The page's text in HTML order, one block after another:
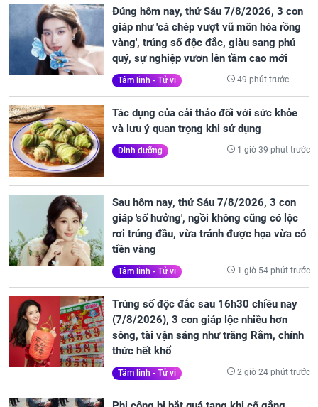
Đúng hôm nay, thứ Sáu 7/8/2026, 3 con
giáp như 'cá chép vượt vũ môn hóa rồng
vàng', trúng số độc đắc, giàu sang phú
quý, sự nghiệp vươn lên tầm cao mới
Tâm linh - Tử vi 49 phút trước
Tác dụng của cải thảo đối với sức khỏe
và lưu ý quan trọng khi sử dụng
Dinh dưỡng 1 giờ 39 phút trước
Sau hôm nay, thứ Sáu 7/8/2026, 3 con
giáp 'số hưởng', ngồi không cũng có lộc
rơi trúng đầu, vừa tránh được họa vừa có
tiền vàng
Tâm linh - Tử vi 1 giờ 54 phút trước
Trúng số độc đắc sau 16h30 chiều nay
(7/8/2026), 3 con giáp lộc nhiều hơn
sông, tài vận sáng như trăng Rằm, chính
thức hết khổ
Tâm linh - Tử vi 2 giờ 24 phút trước